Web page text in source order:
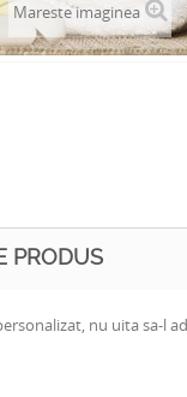
Mareste imaginea
PRODUS
nu uita sa-l